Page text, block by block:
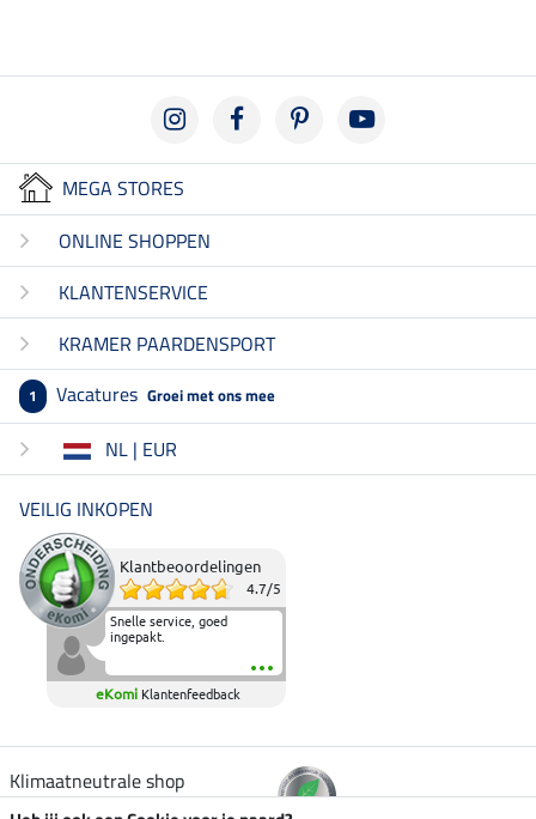
MEGA STORES
ONLINE SHOPPEN
KLANTENSERVICE
KRAMER PAARDENSPORT
1 Vacatures Groei met ons mee
NL | EUR
VEILIG INKOPEN
Klantbeoordelingen
4.7/5
Snelle service, goed
ingepakt.
eKomi Klantenfeedback
Klimaatneutrale shop